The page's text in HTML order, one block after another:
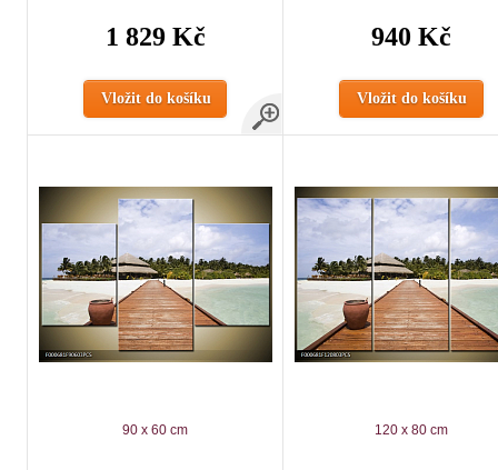
1 829 Kč
Vložit do košíku
940 Kč
Vložit do košíku
90 x 60 cm 120 x 80 cm